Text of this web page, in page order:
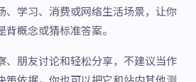
、学习、消费或网络生活场景，让你
概念或猜标准答案。
、朋友讨论和轻松分享，不建议当作